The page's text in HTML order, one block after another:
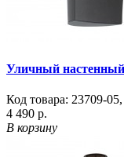
Уличный настенный
Код товара: 23709-05,
4 490 р.
В корзину